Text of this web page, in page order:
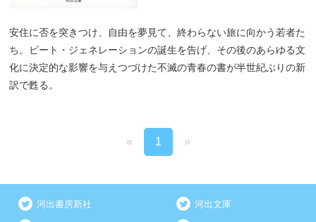
安住に否を突きつけ、自由を夢見て、終わらない旅に向かう若者た
ち。ビート・ジェネレーションの誕生を告げ、その後のあらゆる文
化に決定的な影響を与えつづけた不滅の青春の書が半世紀ぶりの新
訳で甦る。
« 1 »
河出書房新社 河出文庫